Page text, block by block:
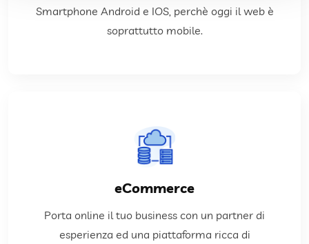
Smartphone Android e IOS, perchè oggi il web è
soprattutto mobile.
App Development
l'IOT e lo sviluppo di APP è un mercato in continua
eCommerce
Porta online il tuo business con un partner di
esperienza ed una piattaforma ricca di
Soluzioni custom che può essere integrata al tuo
gestionale, sistema di fatturazione elettronica,
piattaforme di strategia digitale e Marketplace
APPROFONDISCI